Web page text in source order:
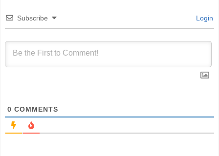
Subscribe Login
0 COMMENTS